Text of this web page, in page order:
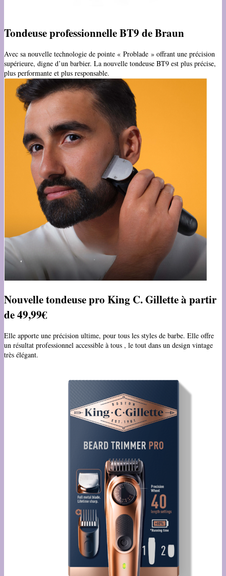
Tondeuse professionnelle BT9 de Braun
Avec sa nouvelle technologie de pointe « Problade » offrant une précision
supérieure, digne d’un barbier. La nouvelle tondeuse BT9 est plus précise,
plus performante et plus responsable.
Nouvelle tondeuse pro King C. Gillette à partir
de 49,99€
Elle apporte une précision ultime, pour tous les styles de barbe. Elle offre
un résultat professionnel accessible à tous , le tout dans un design vintage
très élégant.